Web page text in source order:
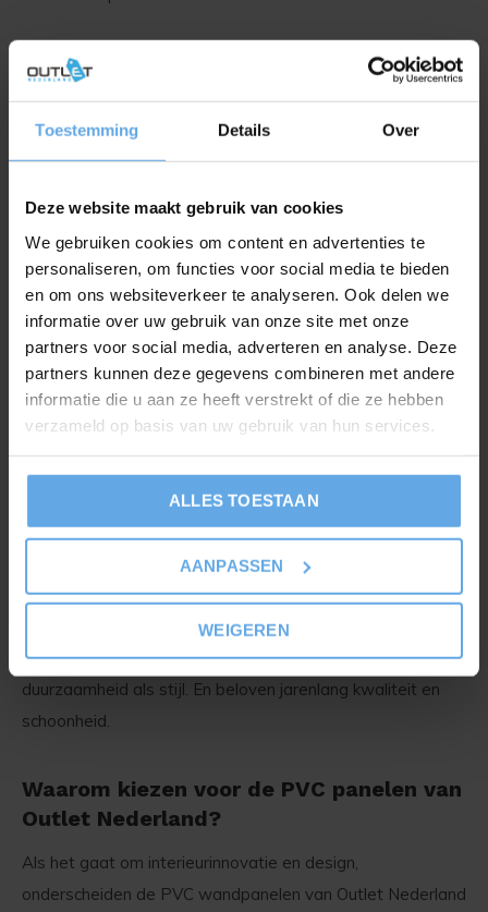
Toestemming Details Over
Deze website maakt gebruik van cookies
We gebruiken cookies om content en advertenties te
personaliseren, om functies voor social media te bieden
en om ons websiteverkeer te analyseren. Ook delen we
informatie over uw gebruik van onze site met onze
partners voor social media, adverteren en analyse. Deze
partners kunnen deze gegevens combineren met andere
informatie die u aan ze heeft verstrekt of die ze hebben
verzameld op basis van uw gebruik van hun services.
ALLES TOESTAAN
AANPASSEN
WEIGEREN
Elegantie ontmoet functionaliteit:
marmerlook PVC paneel
Marmer heeft door de eeuwen heen altijd een symbool
marmerlook PVC paneel collectie combineert de tijdloze
schoonheid met de praktische voordelen van PVC. Of u nu
een zakelijke omgeving of een woonruimte wilt upgraden,
de marmeren panelen zorgen altijd voor een
indrukwekkende en stijlvolle uitstraling.
PVC wandbekleding: een moderne keuze
PVC wandbekleding, met zijn duurzame en
onderhoudsvriendelijke eigenschappen, heeft zich
bewezen als een voorkeursmateriaal voor moderne
interieurprojecten. Voeg daar de esthetiek van marmer aan
toe, en u heeft een product dat zowel functioneel als
prachtig is. Onze PVC panelen zijn ontworpen voor zowel
duurzaamheid als stijl. En beloven jarenlang kwaliteit en
schoonheid.
Waarom kiezen voor de PVC panelen van
Outlet Nederland?
Als het gaat om interieurinnovatie en design,
onderscheiden de PVC wandpanelen van Outlet Nederland